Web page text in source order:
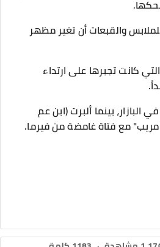
والقبعات أن تغير مظهر
كانت تجبرها على ارتداء
بينما ألبرت (ابن عم
مع فتاة غامضة من فيرما.